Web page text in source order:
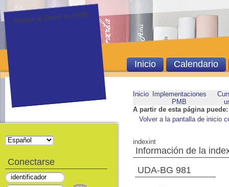
Inicio
Implementaciones
PMB
A partir de esta página puede:
Volver a la pantalla de inicio
indexint
Información de la
UDA-BG 981
Ingrese al Demo de PMB.
Inicio Calendario
Conectarse